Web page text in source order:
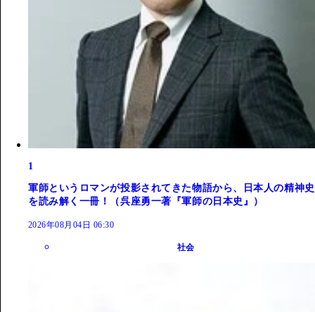
1
軍師というロマンが投影されてきた物語から、日本人の精神史
を読み解く一冊！（呉座勇一著『軍師の日本史』）
2026年08月04日 06:30
社会